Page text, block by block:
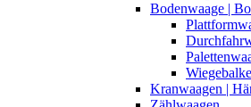
Bodenwaage |
Kranwaagen |